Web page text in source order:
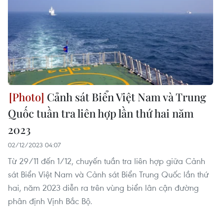
Cảnh sát Biển Việt Nam và Trung
Quốc tuần tra liên hợp lần thứ hai năm
2023
02/12/2023 04:07
Từ 29/11 đến 1/12, chuyến tuần tra liên hợp giữa Cảnh
sát Biển Việt Nam và Cảnh sát Biển Trung Quốc lần thứ
hai, năm 2023 diễn ra trên vùng biển lân cận đường
phân định Vịnh Bắc Bộ.